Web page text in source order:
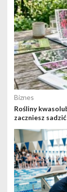
Biznes
Rośliny
zaczniesz sadzić